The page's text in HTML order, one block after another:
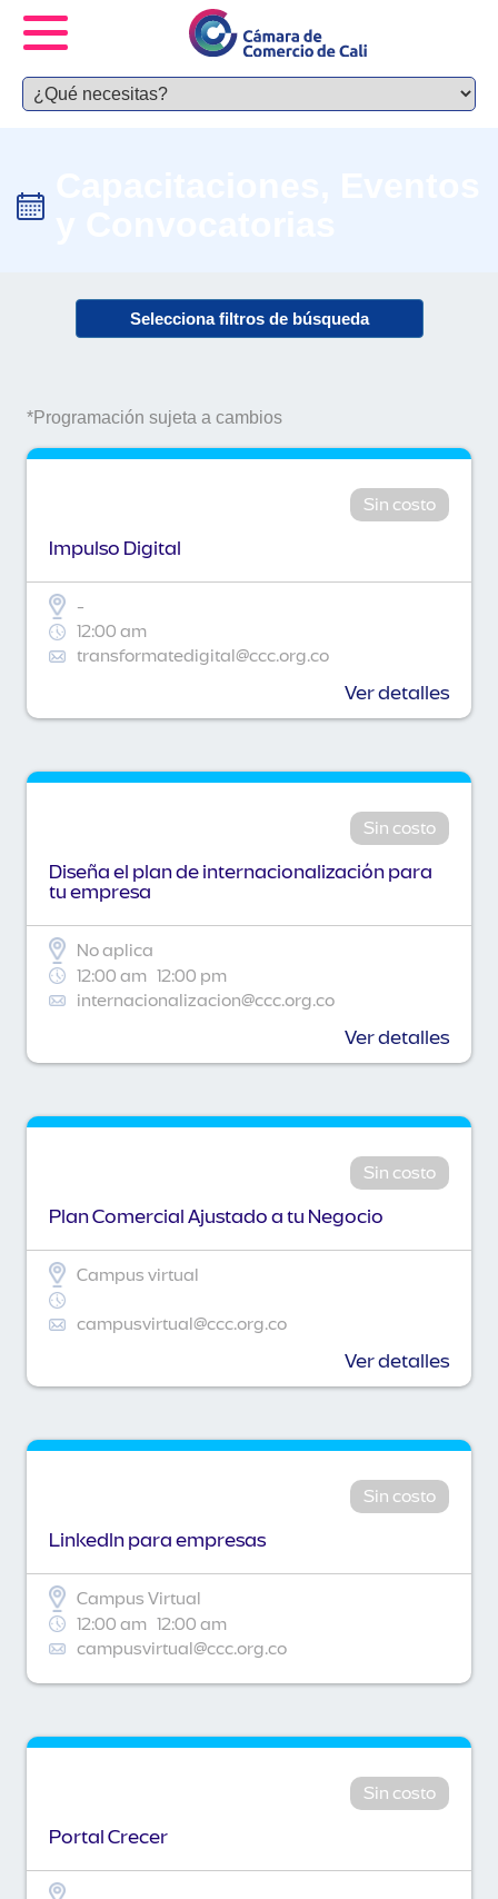
Selecciona filtros de búsqueda
*Programación sujeta a cambios
Sin costo
Impulso Digital
-
12:00 am
transformatedigital@ccc.org.co
Ver detalles
Sin costo
Diseña el plan de internacionalización para
tu empresa
No aplica
12:00 am 12:00 pm
internacionalizacion@ccc.org.co
Ver detalles
Sin costo
Plan Comercial Ajustado a tu Negocio
Campus virtual
campusvirtual@ccc.org.co
Ver detalles
Sin costo
Linkedln para empresas
Campus Virtual
12:00 am 12:00 am
campusvirtual@ccc.org.co
Sin costo
Portal Crecer